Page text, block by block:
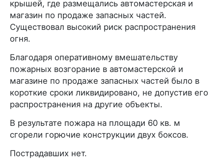
крышей, где размещались автомастерская и
магазин по продаже запасных частей.
Существовал высокий риск распространения
огня.
Благодаря оперативному вмешательству
пожарных возгорание в автомастерской и
магазине по продаже запасных частей было в
короткие сроки ликвидировано, не допустив его
распространения на другие объекты.
В результате пожара на площади 60 кв. м
сгорели горючие конструкции двух боксов.
Пострадавших нет.